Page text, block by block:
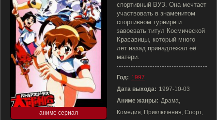
аниме сериал
спортивный ВУЗ. Она мечтает
участвовать в знаменитом
спортивном турнире и
завоевать титул Космической
Красавицы, который много
лет назад принадлежал её
матери.
Год: 1997
Дата выхода: 1997-10-03
Аниме жанры: Драма,
Комедия, Приключения, Спорт,